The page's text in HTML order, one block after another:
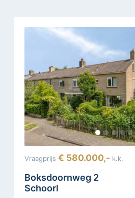
Vraagprijs € 580.000,- k.k.
Boksdoornweg 2
Schoorl